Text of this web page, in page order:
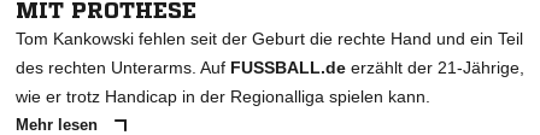
MIT PROTHESE
Tom Kankowski fehlen seit der Geburt die rechte Hand und ein Teil
des rechten Unterarms. Auf FUSSBALL.de erzählt der 21-Jährige,
wie er trotz Handicap in der Regionalliga spielen kann.
Mehr lesen